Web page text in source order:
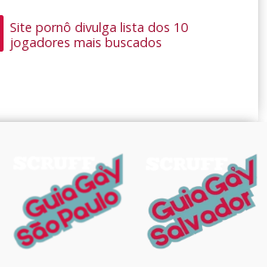
Site pornô divulga lista dos 10
jogadores mais buscados